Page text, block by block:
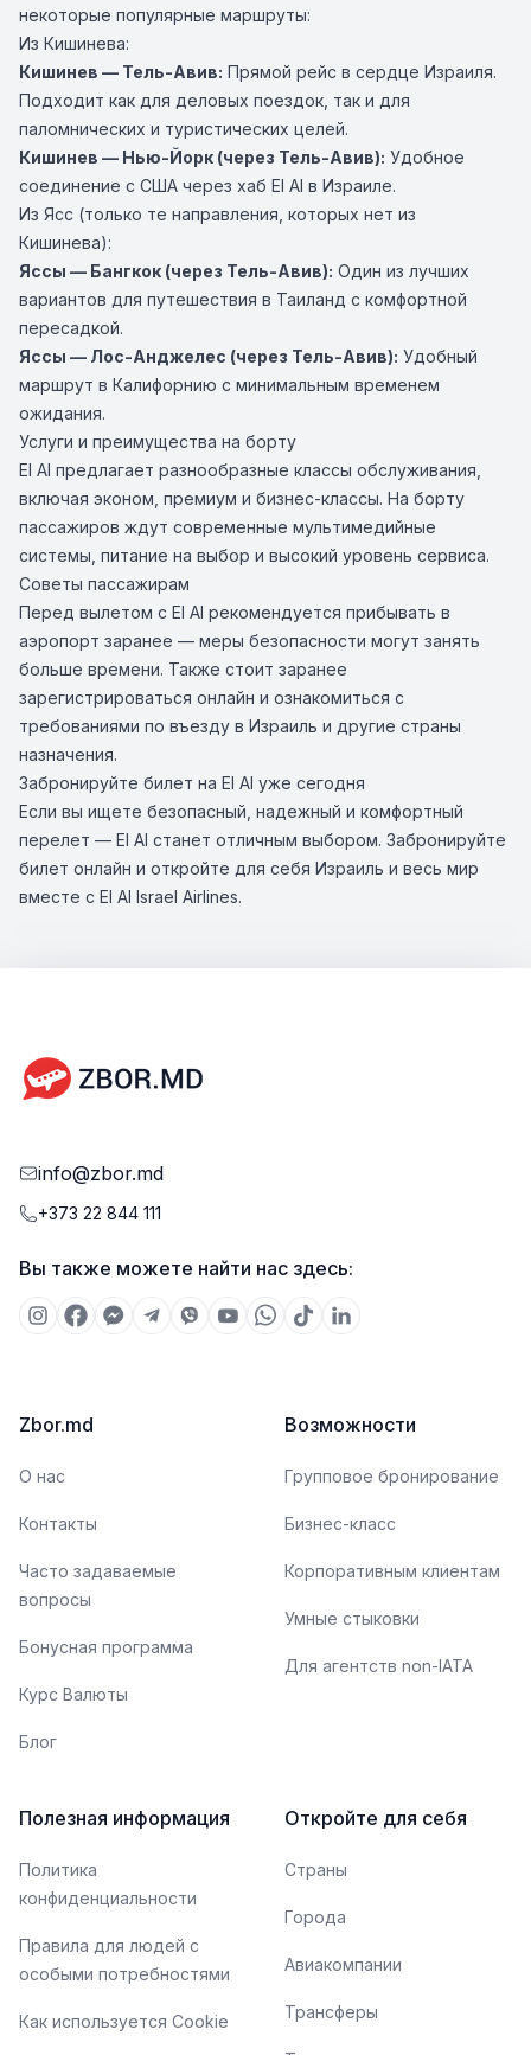
некоторые популярные маршруты:
Из Кишинева:
Кишинев — Тель-Авив: Прямой рейс в сердце Израиля.
Подходит как для деловых поездок, так и для
паломнических и туристических целей.
Кишинев — Нью-Йорк (через Тель-Авив): Удобное
соединение с США через хаб El Al в Израиле.
Из Ясс (только те направления, которых нет из
Кишинева):
Яссы — Бангкок (через Тель-Авив): Один из лучших
вариантов для путешествия в Таиланд с комфортной
пересадкой.
Яссы — Лос-Анджелес (через Тель-Авив): Удобный
маршрут в Калифорнию с минимальным временем
ожидания.
Услуги и преимущества на борту
El Al предлагает разнообразные классы обслуживания,
включая эконом, премиум и бизнес-классы. На борту
пассажиров ждут современные мультимедийные
системы, питание на выбор и высокий уровень сервиса.
Советы пассажирам
Перед вылетом с El Al рекомендуется прибывать в
аэропорт заранее — меры безопасности могут занять
больше времени. Также стоит заранее
зарегистрироваться онлайн и ознакомиться с
требованиями по въезду в Израиль и другие страны
назначения.
Забронируйте билет на El Al уже сегодня
Если вы ищете безопасный, надежный и комфортный
перелет — El Al станет отличным выбором. Забронируйте
билет онлайн и откройте для себя Израиль и весь мир
вместе с El Al Israel Airlines.
info@zbor.md
+373 22 844 111
Вы также можете найти нас здесь:
Zbor.md
О нас
Контакты
Часто задаваемые
вопросы
Бонусная программа
Курс Валюты
Блог
Возможности
Групповое бронирование
Бизнес-класс
Корпоративным клиентам
Умные стыковки
Для агентств non-IATA
Полезная информация
Политика
конфиденциальности
Правила для людей с
особыми потребностями
Как используется Cookie
Откройте для себя
Страны
Города
Авиакомпании
Трансферы